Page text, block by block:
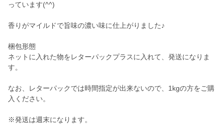
っています(^^)
香りがマイルドで旨味の濃い味に仕上がりました♪
梱包形態
ネットに入れた物をレターパックプラスに入れて、発送になりま
す。
なお、レターパックでは時間指定が出来ないので、1kgの方をご購
入ください。
※発送は週末になります。